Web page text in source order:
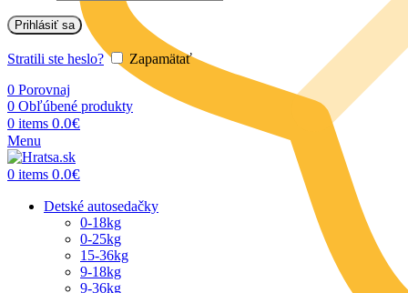
Prihlásiť sa
Stratili ste heslo?
Zapamätať
0 Porovnaj
0 Obľúbené produkty
0 items 0.0€
Menu
0 items 0.0€
Detské autosedačky
0-18kg
0-25kg
15-36kg
9-18kg
9-36kg